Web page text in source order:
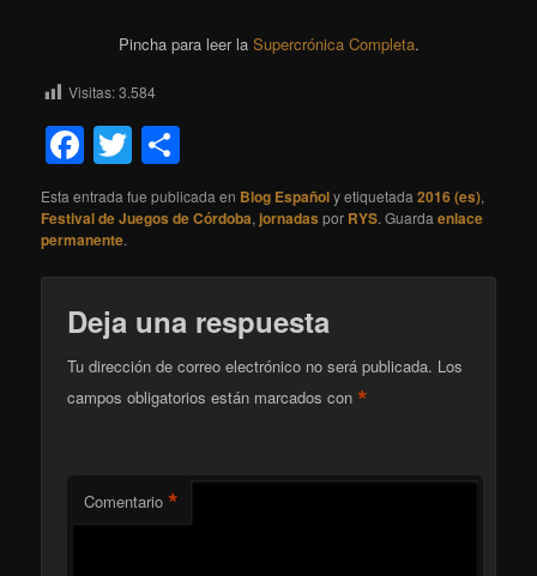
Pincha para leer la Supercrónica Completa.
Visitas:3.584
Facebook
Twitter
Esta entrada fue publicada en Blog Españoly etiquetada2016 (es),
Festival de Juegos de Córdoba,jornadas por RYS. Guardaenlace
permanente.
Deja una respuesta
Tu dirección de correo electrónico no será publicada. Los
campos obligatorios están marcados con*
Comentario *